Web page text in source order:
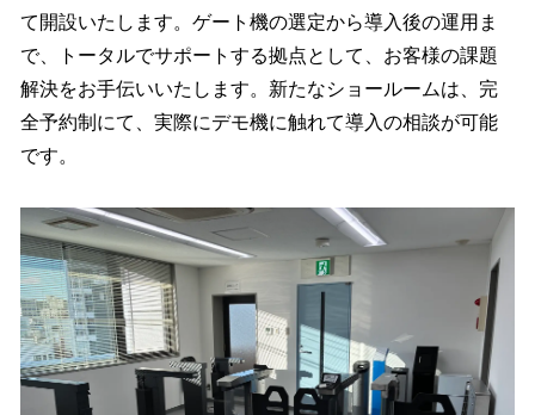
込
み
中
で
す
て開設いたします。ゲート機の選定から導入後の運用ま
で、トータルでサポートする拠点として、お客様の課題
解決をお手伝いいたします。新たなショールームは、完
全予約制にて、実際にデモ機に触れて導入の相談が可能
です。